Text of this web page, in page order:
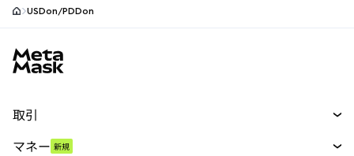
USDon/PDDon
取引
マネー 新規